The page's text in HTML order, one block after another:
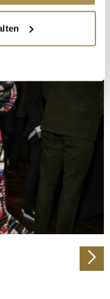
Lage
Meter genau sein
identifizieren
Daten
Präferenzen im
Anzeigen zu
Medien anbieten
Website zu
zu Ihrer
Partner für
mit
bereitgestellt